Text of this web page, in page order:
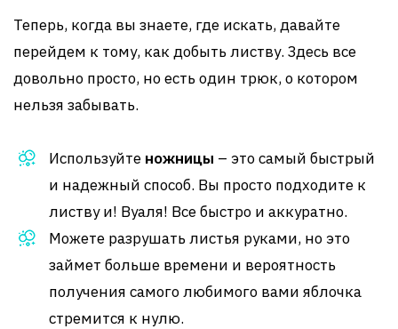
Теперь, когда вы знаете, где искать, давайте
перейдем к тому, как добыть листву. Здесь все
довольно просто, но есть один трюк, о котором
нельзя забывать.
Используйте ножницы – это самый быстрый
и надежный способ. Вы просто подходите к
листву и! Вуаля! Все быстро и аккуратно.
Можете разрушать листья руками, но это
займет больше времени и вероятность
получения самого любимого вами яблочка
стремится к нулю.